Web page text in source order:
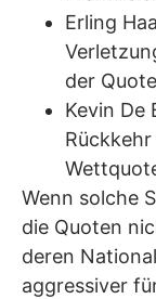
Erling
der
Kevin De
Wenn solche
die Quoten
deren
aggressiver